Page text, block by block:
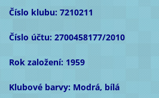
Číslo klubu: 7210211
Číslo účtu: 2700458177/2010
Rok založení: 1959
Klubové barvy: Modrá, bílá